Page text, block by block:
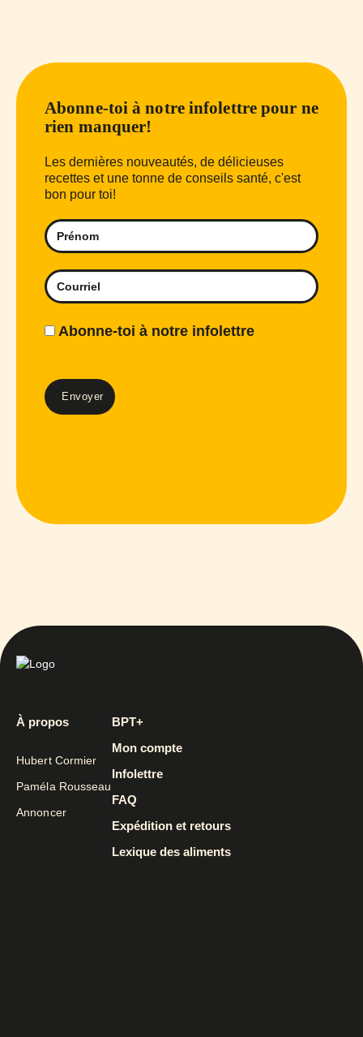
Abonne-toi à notre infolettre pour ne
rien manquer!
Les dernières nouveautés, de délicieuses
recettes et une tonne de conseils santé, c'est
bon pour toi!
Abonne-toi à notre infolettre
À propos
Hubert Cormier
Paméla Rousseau
Annoncer
BPT+
Mon compte
Infolettre
FAQ
Expédition et retours
Lexique des aliments